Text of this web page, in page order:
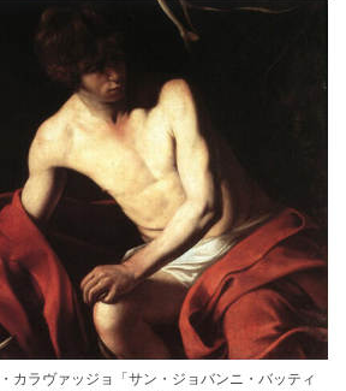
カラヴァッジョ「サン・ジョバンニ・バッティ